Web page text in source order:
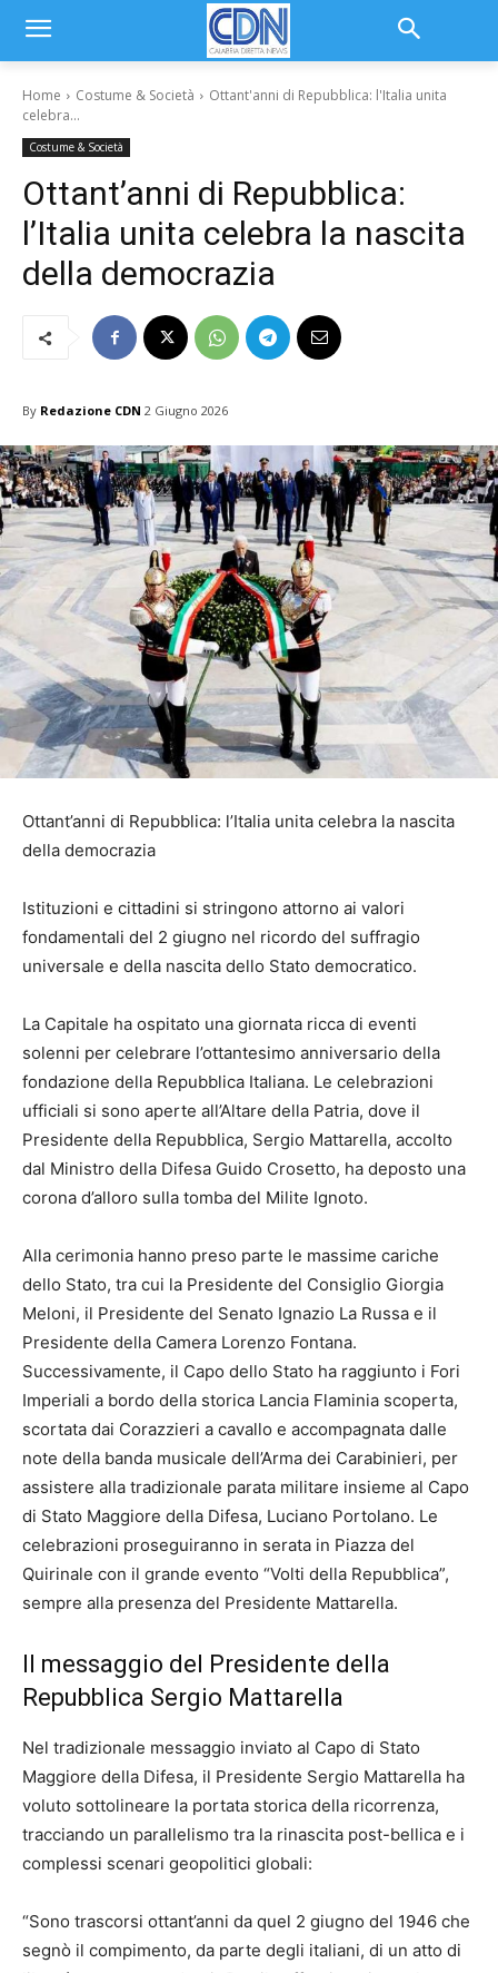
Home Costume & Società
Ottant'anni di Repubblica: l'Italia unita
celebra...
Costume & Società
Ottant’anni di Repubblica:
l’Italia unita celebra la nascita
della democrazia
By Redazione CDN 2 Giugno 2026
Ottant’anni di Repubblica: l’Italia unita celebra la nascita
della democrazia
Istituzioni e cittadini si stringono attorno ai valori
fondamentali del 2 giugno nel ricordo del suffragio
universale e della nascita dello Stato democratico.
La Capitale ha ospitato una giornata ricca di eventi
solenni per celebrare l’ottantesimo anniversario della
fondazione della Repubblica Italiana. Le celebrazioni
ufficiali si sono aperte all’Altare della Patria, dove il
Presidente della Repubblica, Sergio Mattarella, accolto
dal Ministro della Difesa Guido Crosetto, ha deposto una
corona d’alloro sulla tomba del Milite Ignoto.
Alla cerimonia hanno preso parte le massime cariche
dello Stato, tra cui la Presidente del Consiglio Giorgia
Meloni, il Presidente del Senato Ignazio La Russa e il
Presidente della Camera Lorenzo Fontana.
Successivamente, il Capo dello Stato ha raggiunto i Fori
Imperiali a bordo della storica Lancia Flaminia scoperta,
scortata dai Corazzieri a cavallo e accompagnata dalle
note della banda musicale dell’Arma dei Carabinieri, per
assistere alla tradizionale parata militare insieme al Capo
di Stato Maggiore della Difesa, Luciano Portolano. Le
celebrazioni proseguiranno in serata in Piazza del
Quirinale con il grande evento “Volti della Repubblica”,
sempre alla presenza del Presidente Mattarella.
Il messaggio del Presidente della
Repubblica Sergio Mattarella
Nel tradizionale messaggio inviato al Capo di Stato
Maggiore della Difesa, il Presidente Sergio Mattarella ha
voluto sottolineare la portata storica della ricorrenza,
tracciando un parallelismo tra la rinascita post-bellica e i
complessi scenari geopolitici globali:
“Sono trascorsi ottant’anni da quel 2 giugno del 1946 che
segnò il compimento, da parte degli italiani, di un atto di